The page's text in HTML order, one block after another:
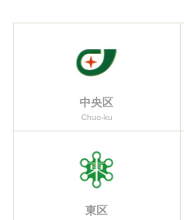
中央区
Chuo-ku
東区